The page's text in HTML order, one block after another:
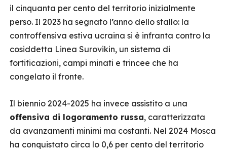
il cinquanta per cento del territorio inizialmente
perso. Il 2023 ha segnato l’anno dello stallo: la
controffensiva estiva ucraina si è infranta contro la
cosiddetta Linea Surovikin, un sistema di
fortificazioni, campi minati e trincee che ha
congelato il fronte.
Il biennio 2024-2025 ha invece assistito a una
offensiva di logoramento russa, caratterizzata
da avanzamenti minimi ma costanti. Nel 2024 Mosca
ha conquistato circa lo 0,6 per cento del territorio